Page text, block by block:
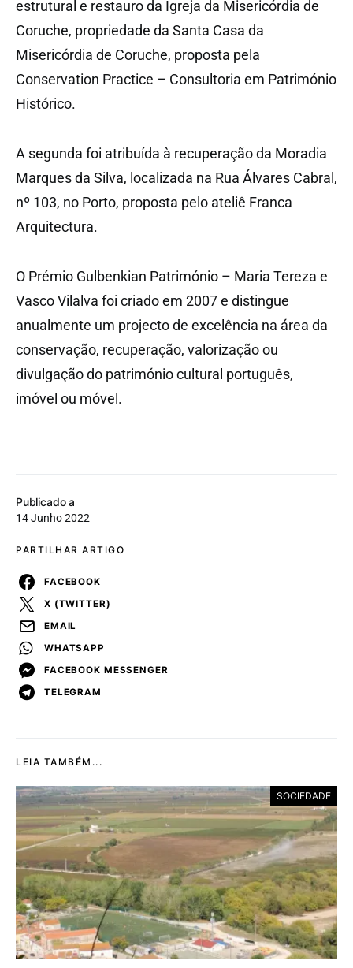
Publicado a
14 Junho 2022
PARTILHAR ARTIGO
FACEBOOK
X (TWITTER)
EMAIL
WHATSAPP
FACEBOOK MESSENGER
TELEGRAM
estrutural e restauro da Igreja da Misericórdia de
Coruche, propriedade da Santa Casa da
Misericórdia de Coruche, proposta pela
Conservation Practice – Consultoria em Património
Histórico.
A segunda foi atribuída à recuperação da Moradia
Marques da Silva, localizada na Rua Álvares Cabral,
nº 103, no Porto, proposta pelo ateliê Franca
Arquitectura.
O Prémio Gulbenkian Património – Maria Tereza e
Vasco Vilalva foi criado em 2007 e distingue
anualmente um projecto de excelência na área da
conservação, recuperação, valorização ou
divulgação do património cultural português,
imóvel ou móvel.
LEIA TAMBÉM...
SOCIEDADE